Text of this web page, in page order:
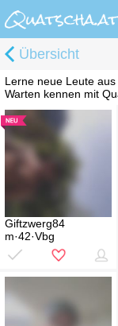
Übersicht
Lerne neue Leute
Warten kennen mit
Giftzwerg84
m·42·Vbg